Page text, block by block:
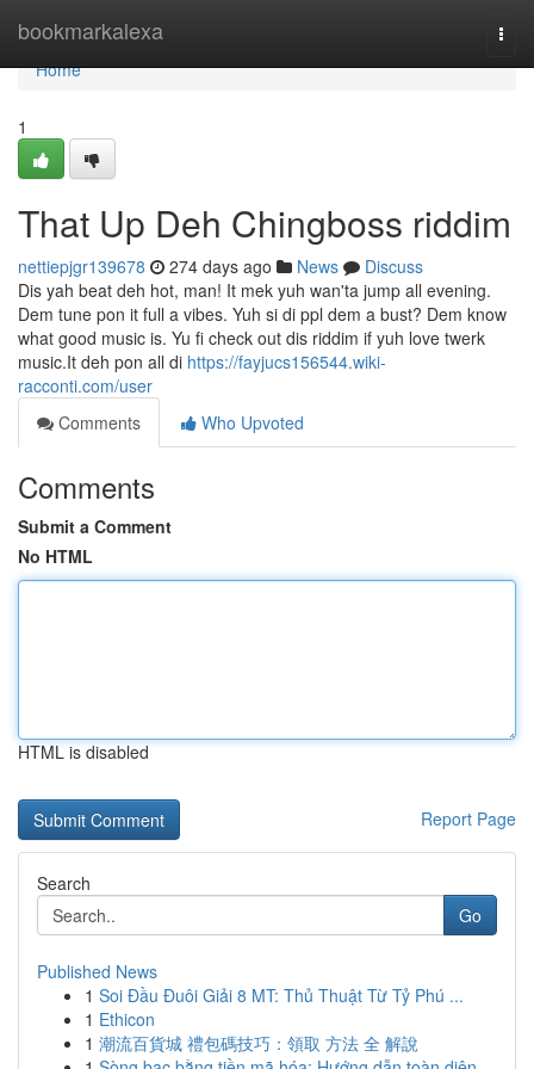
bookmarkalexa
Home
Home
1
That Up Deh Chingboss riddim
nettiepjgr139678 274 days ago News
Discuss
Dis yah beat deh hot, man! It mek yuh wan'ta jump all evening.
Dem tune pon it full a vibes. Yuh si di ppl dem a bust? Dem know
what good music is. Yu fi check out dis riddim if yuh love twerk
music.It deh pon all di https://fayjucs156544.wiki-
racconti.com/user
Comments
Who Upvoted
Comments
Submit a Comment
No HTML
HTML is disabled
Report Page
Search
Go
Published News
1 Soi Đầu Đuôi Giải 8 MT: Thủ Thuật Từ Tỷ Phú ...
1 Ethicon
1 潮流百貨城 禮包碼技巧：領取 方法 全 解說